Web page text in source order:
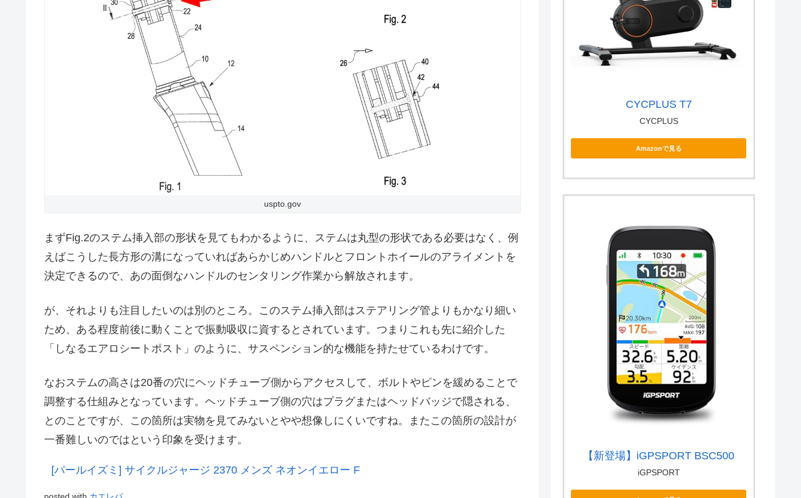
uspto.gov
まずFig.2のステム挿入部の形状を見てもわかるように、ステムは丸型の形状である必要はなく、例
えばこうした長方形の溝になっていればあらかじめハンドルとフロントホイールのアライメントを
決定できるので、あの面倒なハンドルのセンタリング作業から解放されます。
が、それよりも注目したいのは別のところ。このステム挿入部はステアリング管よりもかなり細い
ため、ある程度前後に動くことで振動吸収に資するとされています。つまりこれも先に紹介した
「しなるエアロシートポスト」のように、サスペンション的な機能を持たせているわけです。
なおステムの高さは20番の穴にヘッドチューブ側からアクセスして、ボルトやピンを緩めることで
調整する仕組みとなっています。ヘッドチューブ側の穴はプラグまたはヘッドバッジで隠される、
とのことですが、この箇所は実物を見てみないとやや想像しにくいですね。またこの箇所の設計が
一番難しいのではという印象を受けます。
[パールイズミ] サイクルジャージ 2370 メンズ ネオンイエロー F
CYCPLUS T7
CYCPLUS
Amazonで見る
【新登場】iGPSPORT BSC500
iGPSPORT